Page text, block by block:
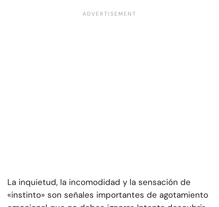
La inquietud, la incomodidad y la sensación de
«instinto» son señales importantes de agotamiento